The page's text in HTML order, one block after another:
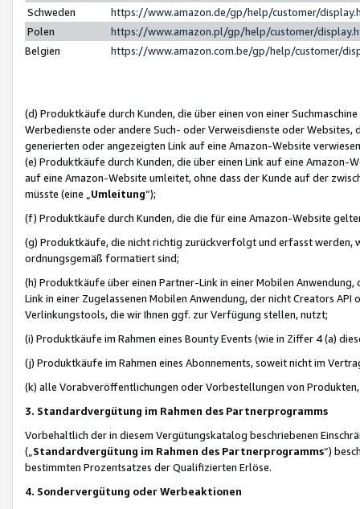
Schweden
https://www.amazon.de/gp/help/customer/
Polen
https://www.amazon.pl/gp/help/customer/
Belgien
https://www.amazon.com.be/gp/help/customer/
(d) Produktkäufe durch Kunden, die über einen von einer
Werbedienste oder andere Such- oder Verweisdienste oder Websites,
generierten oder angezeigten Link auf eine Amazon-Website
(e) Produktkäufe durch Kunden, die über einen Link auf eine
auf eine Amazon-Website umleitet, ohne dass der Kunde auf der
müsste (eine „ Umleitung“);
(f) Produktkäufe durch Kunden, die die für eine Amazon-Website
(g) Produktkäufe, die nicht richtig zurückverfolgt und erfasst werden,
ordnungsgemäß formatiert sind;
(h) Produktkäufe über einen Partner-Link in einer Mobilen
Link in einer Zugelassenen Mobilen Anwendung, der nicht Creators
Verlinkungstools, die wir Ihnen ggf. zur Verfügung stellen, nutzt;
(i) Produktkäufe im Rahmen eines Bounty Events (wie in Ziffer 4 (a)
(j) Produktkäufe im Rahmen eines Abonnements, soweit nicht im
(k) alle Vorabveröffentlichungen oder Vorbestellungen von
3. Standardvergütung im Rahmen des Partnerprogramms
Vorbehaltlich der in diesem Vergütungskatalog beschriebenen
(„ Standardvergütung im Rahmen des Partnerprogramms“)
bestimmten Prozentsatzes der Qualifizierten Erlöse.
4. Sondervergütung oder Werbeaktionen